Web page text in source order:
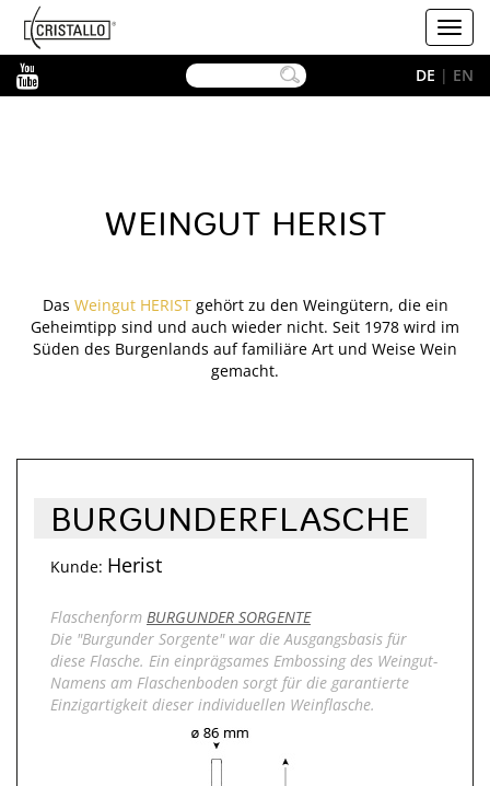
Cristallo
DE | EN
WEINGUT HERIST
Das Weingut HERISTgehört zu den Weingütern, die ein
Geheimtipp sind und auch wieder nicht. Seit 1978 wird im
Süden des Burgenlands auf familiäre Art und Weise Wein
gemacht.
BURGUNDERFLASCHE
Kunde: Herist
Flaschenform BURGUNDER SORGENTE
Die "Burgunder Sorgente" war die Ausgangsbasis für
diese Flasche. Ein einprägsames Embossing des Weingut-
Namens am Flaschenboden sorgt für die garantierte
Einzigartigkeit dieser individuellen Weinflasche.